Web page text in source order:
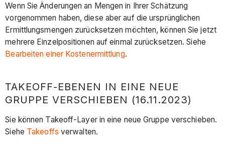
Wenn Sie Änderungen an Mengen in Ihrer Schätzung
vorgenommen haben, diese aber auf die ursprünglichen
Ermittlungsmengen zurücksetzen möchten, können Sie jetzt
mehrere Einzelpositionen auf einmal zurücksetzen. Siehe
Bearbeiten einer Kostenermittlung.
TAKEOFF-EBENEN IN EINE NEUE
GRUPPE VERSCHIEBEN (16.11.2023)
Sie können Takeoff-Layer in eine neue Gruppe verschieben.
Siehe Takeoffs verwalten.